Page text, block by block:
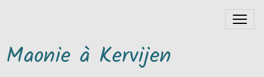
Maonie à Kervijen